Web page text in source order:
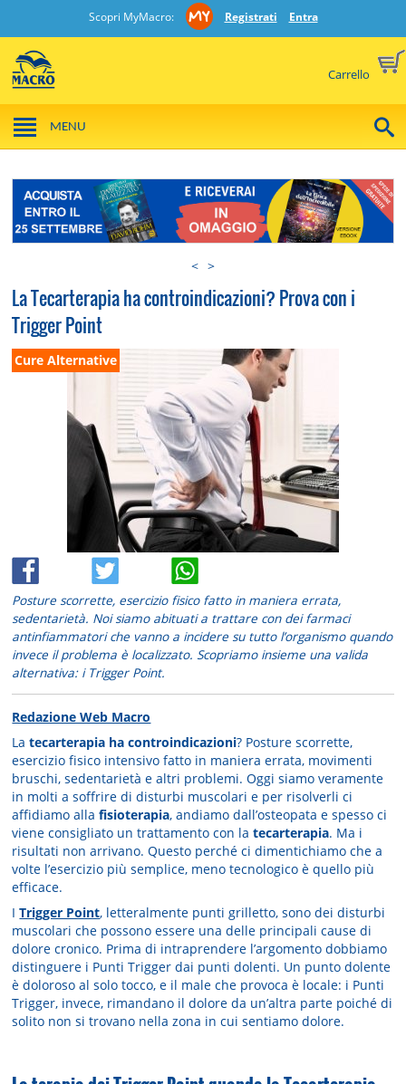
Scopri MyMacro: Registrati Entra
Carrello
MENU
< >
La Tecarterapia ha controindicazioni? Prova con i
Trigger Point
Cure Alternative
Posture scorrette, esercizio fisico fatto in maniera errata,
sedentarietà. Noi siamo abituati a trattare con dei farmaci
antinfiammatori che vanno a incidere su tutto l’organismo quando
invece il problema è localizzato. Scopriamo insieme una valida
alternativa: i Trigger Point.
Redazione Web Macro
Latecarterapia ha controindicazioni? Posture scorrette,
esercizio fisico intensivo fatto in maniera errata, movimenti
bruschi, sedentarietà e altri problemi. Oggi siamo veramente
in molti a soffrire di disturbi muscolari e per risolverli ci
affidiamo allafisioterapia, andiamo dall’osteopata e spesso ci
viene consigliato un trattamento con latecarterapia. Ma i
risultati non arrivano. Questo perché ci dimentichiamo che a
volte l’esercizio più semplice, meno tecnologico è quello più
efficace.
ITrigger Point, letteralmente punti grilletto, sono dei disturbi
muscolari che possono essere una delle principali cause di
dolore cronico. Prima di intraprendere l’argomento dobbiamo
distinguere i Punti Trigger dai punti dolenti. Un punto dolente
è doloroso al solo tocco, e il male che provoca è locale: i Punti
Trigger, invece, rimandano il dolore da un’altra parte poiché di
solito non si trovano nella zona in cui sentiamo dolore.